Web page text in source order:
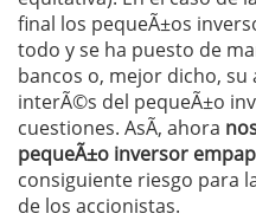
final los pequeÃ±os
todo y se ha puesto de
bancos o, mejor dicho,
interÃ©s del pequeÃ±o
cuestiones. AsÃ­, ahora
pequeÃ±o inversor
consiguiente riesgo para
de los accionistas.